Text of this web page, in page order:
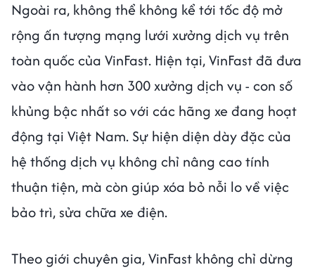
Ngoài ra, không thể không kể tới tốc độ mở
rộng ấn tượng mạng lưới xưởng dịch vụ trên
toàn quốc của VinFast. Hiện tại, VinFast đã đưa
vào vận hành hơn 300 xưởng dịch vụ - con số
khủng bậc nhất so với các hãng xe đang hoạt
động tại Việt Nam. Sự hiện diện dày đặc của
hệ thống dịch vụ không chỉ nâng cao tính
thuận tiện, mà còn giúp xóa bỏ nỗi lo về việc
bảo trì, sửa chữa xe điện.
Theo giới chuyên gia, VinFast không chỉ dừng